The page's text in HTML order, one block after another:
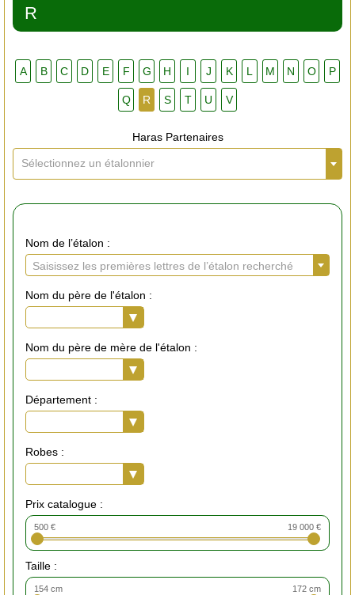
R
Haras Partenaires
Sélectionnez un étalonnier
A B C D E F G H I J K L M N O P
Q R S T U V
Nom de l’étalon :
Saisissez les premières lettres de l’étalon recherché
Nom du père de l'étalon :
Nom du père de mère de l'étalon :
Département :
Robes :
Prix catalogue :
500 € 19 000 €
Taille :
154 cm 172 cm